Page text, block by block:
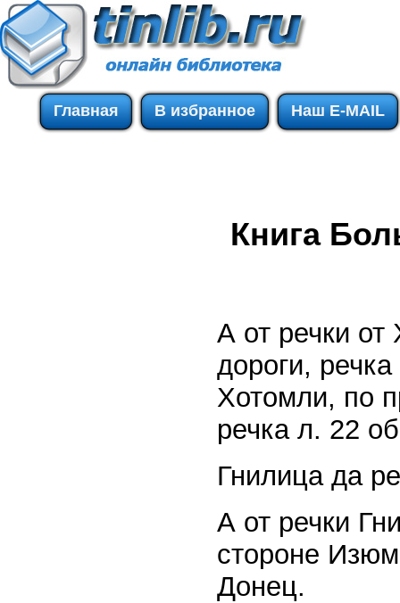
Главная В избранное Наш E-MAIL
Книга
А от речки
дороги,
Хотомли, по
речка л. 22
Гнилица да
А от речки
стороне
Донец.